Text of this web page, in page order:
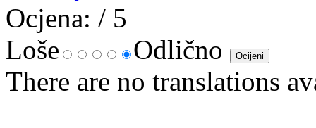
Ocjena: / 5
Loše
Odlično
There are no translations